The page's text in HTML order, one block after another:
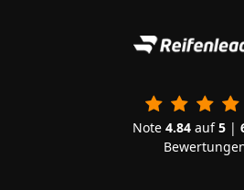
Note 4.84 auf5 |